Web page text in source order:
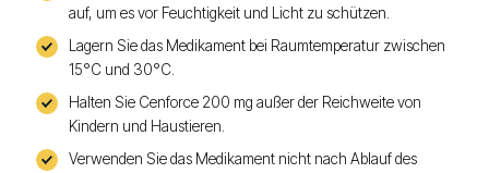
auf, um es vor Feuchtigkeit und Licht zu schützen.
Lagern Sie das Medikament bei Raumtemperatur zwischen
15°C und 30°C.
Halten Sie Cenforce 200 mg außer der Reichweite von
Kindern und Haustieren.
Verwenden Sie das Medikament nicht nach Ablauf des